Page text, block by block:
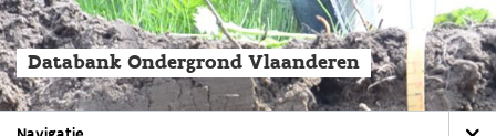
Overslaan
en
naar
de
algemene
inhoud
Databank Ondergrond Vlaanderen
Main